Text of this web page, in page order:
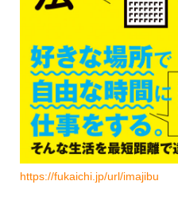
https://fukaichi.jp/url/imajibu